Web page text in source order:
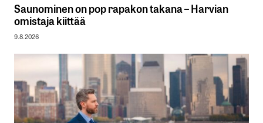
Saunominen on pop rapakon takana – Harvian
omistaja kiittää
9.8.2026